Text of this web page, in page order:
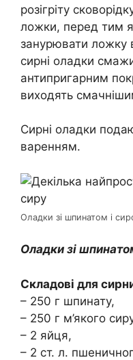
розігріту
ложки, перед тим
занурювати
сирні оладки
антипригарним
виходять
Сирні оладки
варенням.
Оладки зі шпинатом і
Оладки зі
Складові для
– 250 г шпинату,
– 250 г м’якого
– 2 яйця,
– 2 ст. л.